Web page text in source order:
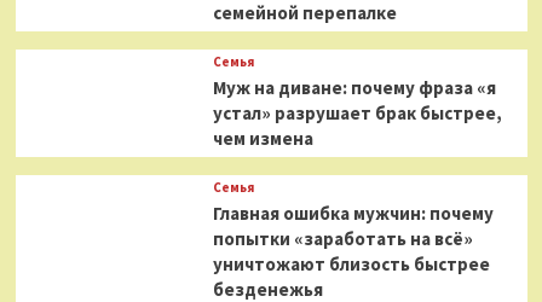
семейной перепалке
Семья
Муж на диване: почему фраза «я
устал» разрушает брак быстрее,
чем измена
Семья
Главная ошибка мужчин: почему
попытки «заработать на всё»
уничтожают близость быстрее
безденежья